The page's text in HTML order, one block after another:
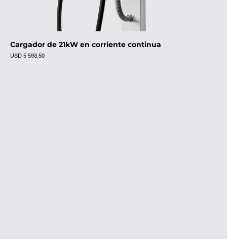
Cargador de 21kW en corriente continua
Precio
USD 5 593,50